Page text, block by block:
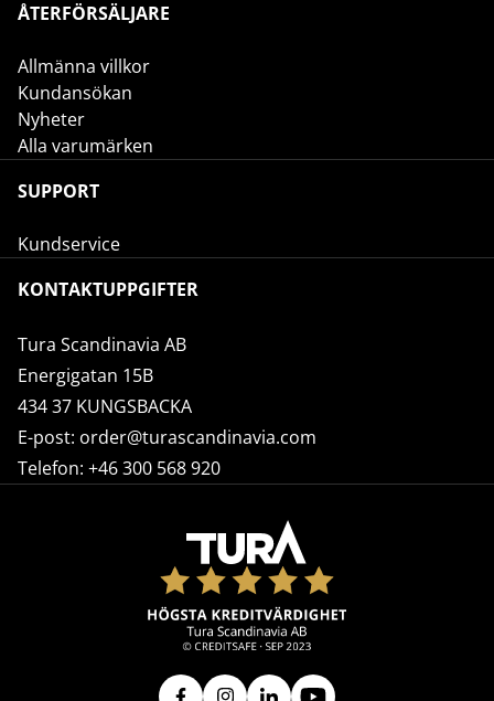
ÅTERFÖRSÄLJARE
Allmänna villkor
Kundansökan
Nyheter
Alla varumärken
SUPPORT
Kundservice
KONTAKTUPPGIFTER
Tura Scandinavia AB
Energigatan 15B
434 37 KUNGSBACKA
E-post: order@turascandinavia.com
Telefon: +46 300 568 920